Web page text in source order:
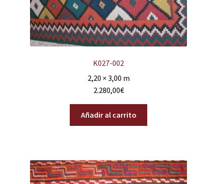
K027-002
2,20 × 3,00 m
2.280,00€
Añadir al carrito